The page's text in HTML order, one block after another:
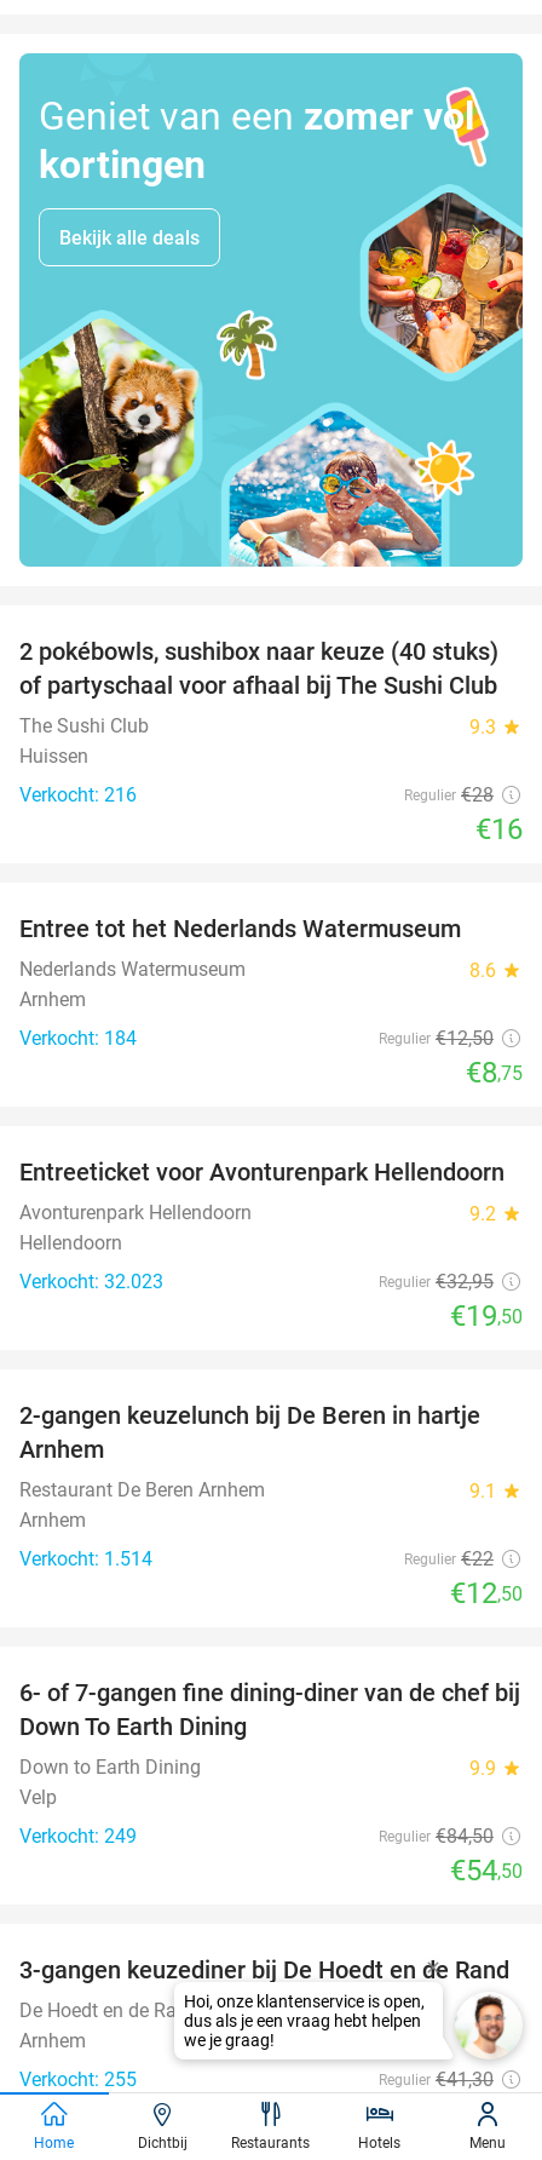
Geniet van een zomer vol
kortingen
Bekijk alle deals
43%
2 pokébowls, sushibox naar keuze (40 stuks)
of partyschaal voor afhaal bij The Sushi Club
The Sushi Club 9.3 star
Huissen
Verkocht: 216
Regulier €28
€16
Entree tot het Nederlands Watermuseum
Nederlands Watermuseum 8.6 star
Arnhem
Verkocht: 184
Regulier €12,50
€8,75
41%
Entreeticket voor Avonturenpark Hellendoorn
Avonturenpark Hellendoorn 9.2 star
Hellendoorn
Verkocht: 32.023
Regulier €32,95
€19,50
43%
2-gangen keuzelunch bij De Beren in hartje
Arnhem
Restaurant De Beren Arnhem 9.1 star
Arnhem
Verkocht: 1.514
Regulier €22
€12,50
36%
6- of 7-gangen fine dining-diner van de chef bij
Down To Earth Dining
Down to Earth Dining 9.9 star
Velp
Verkocht: 249
Regulier €84,50
€54,50
41%
3-gangen keuzediner bij De Hoedt en de Rand
De Hoedt en de Rand 9.8star
Arnhem
Verkocht: 255
Regulier €41,30
€24
favorite_border
Home Dichtbij Restaurants Hotels Menu
Hoi, onze klantenservice is open,
dus als je een vraag hebt helpen
we je graag!